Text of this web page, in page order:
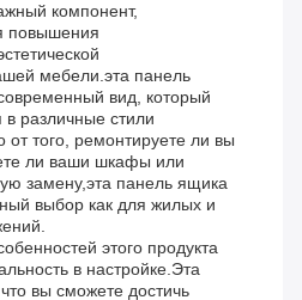
компонент,
повышения
мебели.эта панель
вид, который
в различные стили
от того, ремонтируете ли вы
ли ваши шкафы или
замену,эта панель ящика
выбор как для жилых и
этого продукта
в настройке.Эта
что вы сможете достичь